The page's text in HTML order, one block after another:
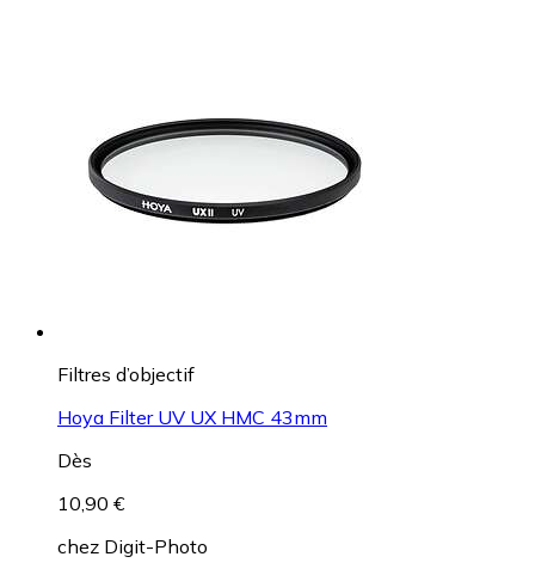
Filtres d’objectif
Hoya Filter UV UX HMC 43mm
Dès
10,90 €
chez Digit-Photo